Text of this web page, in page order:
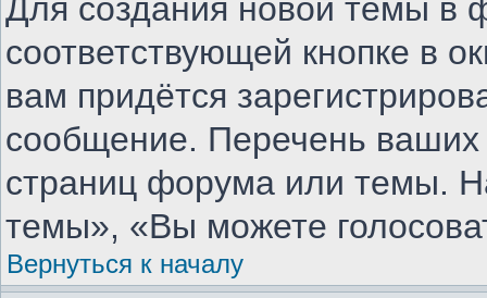
Для создания новой темы в
соответствующей кнопке в
вам придётся
сообщение. Перечень ваших
страниц форума или темы.
темы», «Вы можете
Вернуться к началу